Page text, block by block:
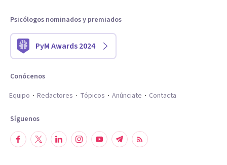
Psicólogos nominados y premiados
PyM Awards 2024
Conócenos
Equipo
Redactores Tópicos Anúnciate Contacta
Síguenos